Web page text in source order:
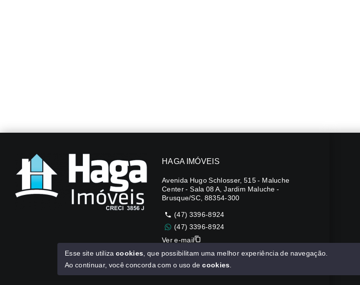
HAGA IMÓVEIS
Avenida Hugo Schlosser, 515 - Maluche
Center - Sala 08 A, Jardim Maluche -
Brusque/SC, 88354-300
(47) 3396-8924
(47) 3396-8924
Ver e-mail
CUB R$3.151,24
Esse site utilizacookies , que possibilitam uma melhor experiência de navegação.
Ao continuar, você concorda com o uso decookies